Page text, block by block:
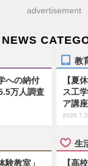
advertisement
NEWS
への納付
万人調査
教
【夏
ス工
ア講
験教室」
生
【高